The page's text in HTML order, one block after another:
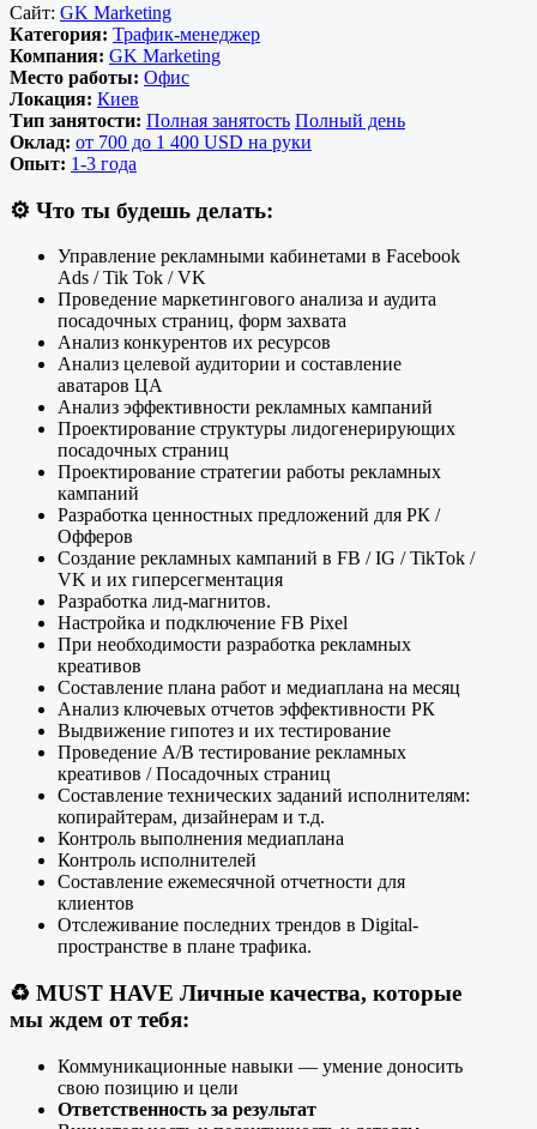
Сайт: GK Marketing
Категория: Трафик-менеджер
Компания: GK Marketing
Место работы: Офис
Локация: Киев
Тип занятости: Полная занятость Полный день
Оклад: от 700 до 1 400 USD на руки
Опыт: 1-3 года
⚙️ Что ты будешь делать:
Управление рекламными кабинетами в Facebook
Ads / Tik Tok / VK
Проведение маркетингового анализа и аудита
посадочных страниц, форм захвата
Анализ конкурентов их ресурсов
Анализ целевой аудитории и составление
аватаров ЦА
Анализ эффективности рекламных кампаний
Проектирование структуры лидогенерирующих
посадочных страниц
Проектирование стратегии работы рекламных
кампаний
Разработка ценностных предложений для РК /
Офферов
Создание рекламных кампаний в FB / IG / TikTok /
VK и их гиперсегментация
Разработка лид-магнитов.
Настройка и подключение FB Pixel
При необходимости разработка рекламных
креативов
Составление плана работ и медиаплана на месяц
Анализ ключевых отчетов эффективности РК
Выдвижение гипотез и их тестирование
Проведение A/B тестирование рекламных
креативов / Посадочных страниц
Составление технических заданий исполнителям:
копирайтерам, дизайнерам и т.д.
Контроль выполнения медиаплана
Контроль исполнителей
Составление ежемесячной отчетности для
клиентов
Отслеживание последних трендов в Digital-
пространстве в плане трафика.
♻️ MUST HAVE Личные качества, которые
мы ждем от тебя:
Коммуникационные навыки — умение доносить
свою позицию и цели
Ответственность за результат